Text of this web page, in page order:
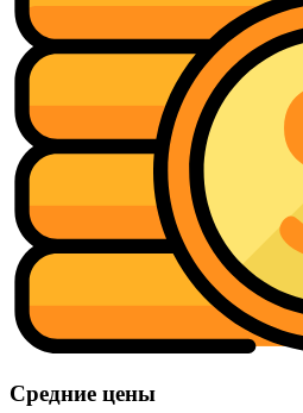
Средние цены